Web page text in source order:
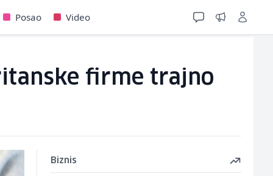
Posao Video
firme trajno
Biznis